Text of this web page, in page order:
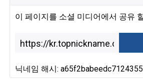
이 페이지를 소셜 미디어에서 공유
닉네임 해시: